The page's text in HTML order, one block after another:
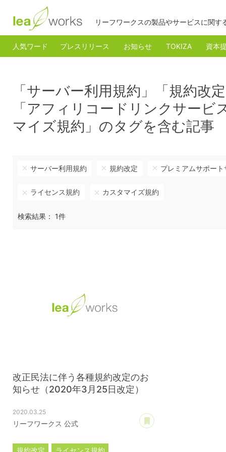
リーフワークスの製品やサービスに関
人気ワード プレスリリース お知らせ TOKIZA 資本
「サーバー利用規約」「規約改
「アフィリコードリンクサービ
マイズ規約」のタグを含む記事
サーバー利用規約 規約改定 プレミアムサポー
ライセンス規約 カスタマイズ規約
検索結果： 1件
改正民法に伴う各種規約改定のお
知らせ（2020年3月25日改定）
2020.03.25
リーフワークス 公式
規約改定
ライセンス規約